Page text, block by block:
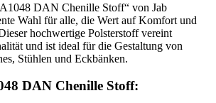
DAN Chenille Stoff“ von Jab
Wahl für alle, die Wert auf Komfort und
hochwertige Polsterstoff vereint
und ist ideal für die Gestaltung von
Stühlen und Eckbänken.
DAN Chenille Stoff: